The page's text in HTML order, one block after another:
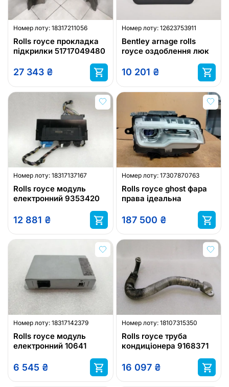
Номер лоту: 18317211056
Rolls royce прокладка
підкрилки 51717049480
27 343 ₴
Номер лоту: 12623753911
Bentley arnage rolls
royce оздоблення люк
10 201 ₴
Номер лоту: 18317137167
Rolls royce модуль
електронний 9353420
12 881 ₴
Номер лоту: 17307870763
Rolls royce ghost фара
права ідеальна
187 500 ₴
Номер лоту: 18317142379
Rolls royce модуль
електронний 10641
6 545 ₴
Номер лоту: 18107315350
Rolls royce труба
кондиціонера 9168371
16 097 ₴